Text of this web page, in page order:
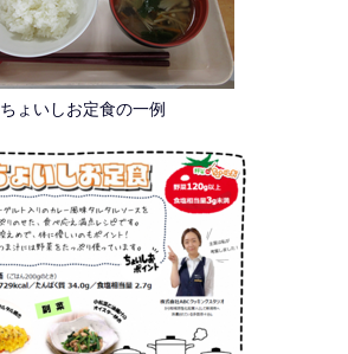
ちょいしお定食の一例